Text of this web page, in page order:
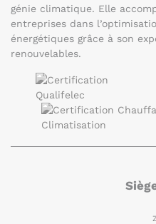
génie climatique. Elle
entreprises dans
énergétiques grâce à son
renouvelables.